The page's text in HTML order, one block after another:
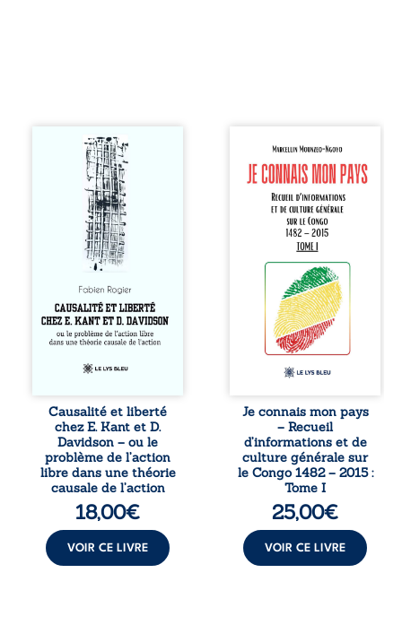
Sommes-nous
vraiment libres si
chacun de nos
actes s’inscrit
dans une chaîne
de causes ? À
travers une
confrontation
entre les pensées
d’Emmanuel Kant
et de Donald
Davidson, cet
essai explore les
liens entre libre
déterminisme
responsabilité. De
la volonté
kantienne au
monisme anomal
de Davidson, il
interroge la
manière dont les
intentions et les
croyances
peuvent ...
Causalité et liberté
chez E. Kant et D.
Davidson – ou le
problème de l’action
libre dans une théorie
causale de l’action
18,00€
VOIR CE LIVRE
Je connais mon
pays se présente
comme une œuvre
de transmission et
d’éveil civique,
destinée à raviver
la mémoire
congolaise. En
retraçant les
grandes étapes de
l’histoire
nationale, il
entend combattre
l’ignorance, le
repli identitaire et
l’affaiblissement
patriotique.
Accessible à tous,
ce recueil offre
des repères
essentiels pour
mieux
comprendre le ...
Je connais mon pays
– Recueil
d’informations et de
culture générale sur
le Congo 1482 – 2015 :
Tome I
25,00€
VOIR CE LIVRE